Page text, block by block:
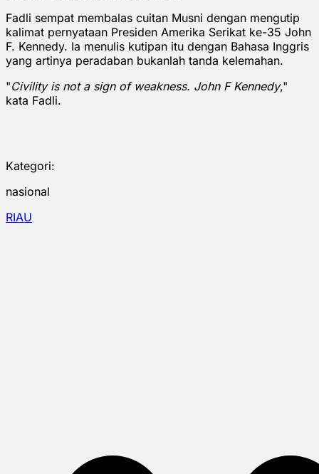
Fadli sempat membalas cuitan Musni dengan mengutip
kalimat pernyataan Presiden Amerika Serikat ke-35 John
F. Kennedy. Ia menulis kutipan itu dengan Bahasa Inggris
yang artinya peradaban bukanlah tanda kelemahan.
"Civility is not a sign of weakness. John F Kennedy,"
kata Fadli.
Kategori:
nasional
RIAU